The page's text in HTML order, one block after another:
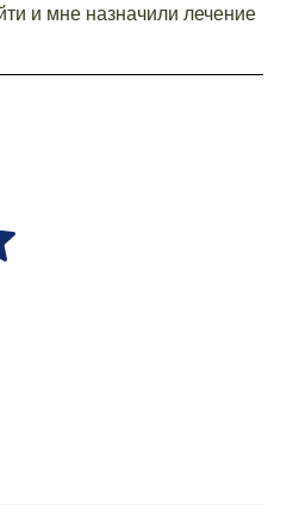
и мне назначили лечение